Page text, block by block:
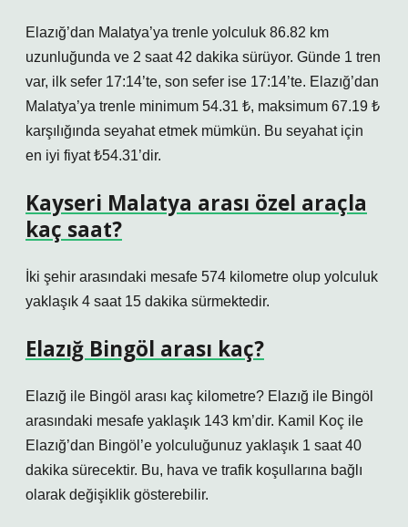
Elazığ’dan Malatya’ya trenle yolculuk 86.82 km
uzunluğunda ve 2 saat 42 dakika sürüyor. Günde 1 tren
var, ilk sefer 17:14’te, son sefer ise 17:14’te. Elazığ’dan
Malatya’ya trenle minimum 54.31 ₺, maksimum 67.19 ₺
karşılığında seyahat etmek mümkün. Bu seyahat için
en iyi fiyat ₺54.31’dir.
Kayseri Malatya arası özel araçla
kaç saat?
İki şehir arasındaki mesafe 574 kilometre olup yolculuk
yaklaşık 4 saat 15 dakika sürmektedir.
Elazığ Bingöl arası kaç?
Elazığ ile Bingöl arası kaç kilometre? Elazığ ile Bingöl
arasındaki mesafe yaklaşık 143 km’dir. Kamil Koç ile
Elazığ’dan Bingöl’e yolculuğunuz yaklaşık 1 saat 40
dakika sürecektir. Bu, hava ve trafik koşullarına bağlı
olarak değişiklik gösterebilir.